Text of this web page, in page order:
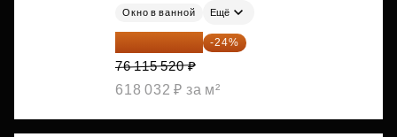
Окно в ванной Ещё
57 847 795 ₽ -24%
76 115 520 ₽
618 032 ₽ за м²